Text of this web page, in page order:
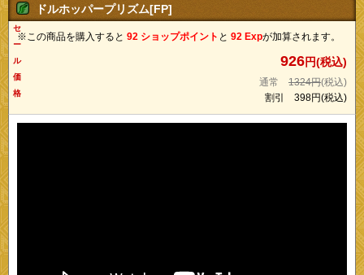
ドルホッパープリズム[FP]
※この商品を購入すると 92 ショップポイント と 92 Expが加算されます。
セ
ー
ル
価
格
926円(税込)
通常 1324円(税込)
割引 398円(税込)